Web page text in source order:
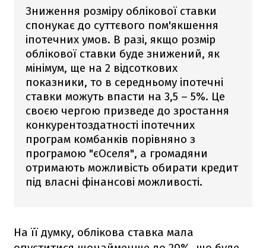
Зниження розміру облікової ставки
спонукає до суттєвого пом'якшення
іпотечних умов. В разі, якщо розмір
облікової ставки буде знижений, як
мінімум, ще на 2 відсоткових
показники, то в середньому іпотечні
ставки можуть впасти на 3,5 – 5%. Це
своєю чергою призведе до зростання
конкурентоздатності іпотечних
програм комбанків порівняно з
програмою "єОселя", а громадяни
отримають можливість обирати кредит
під власні фінансові можливості.
На її думку, облікова ставка мала